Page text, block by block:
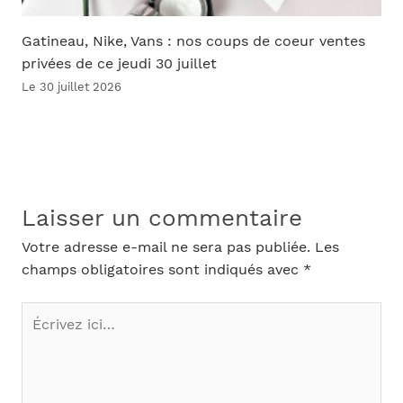
Gatineau, Nike, Vans : nos coups de coeur ventes
privées de ce jeudi 30 juillet
Le 30 juillet 2026
Laisser un commentaire
Votre adresse e-mail ne sera pas publiée. Les
champs obligatoires sont indiqués avec *
Écrivez